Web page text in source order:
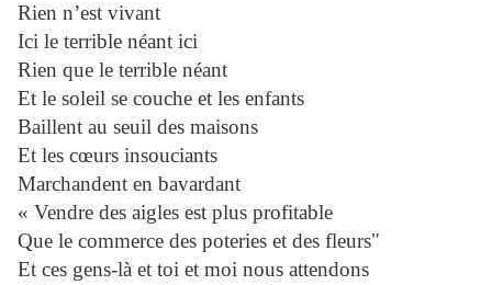
Rien n’est vivant
Ici le terrible néant ici
Rien que le terrible néant
Et le soleil se couche et les enfants
Baillent au seuil des maisons
Et les cœurs insouciants
Marchandent en bavardant
« Vendre des aigles est plus profitable
Que le commerce des poteries et des fleurs"
Et ces gens-là et toi et moi nous attendons